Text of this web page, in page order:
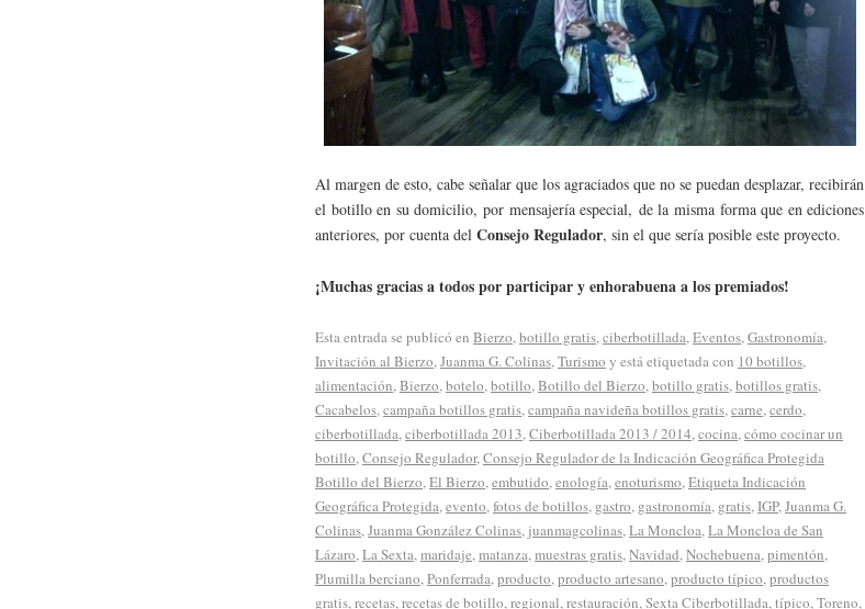
Al margen de esto, cabe señalar que los agraciados que no se puedan desplazar, recibirán
el botillo en su domicilio, por mensajería especial, de la misma forma que en ediciones
anteriores, por cuenta del Consejo Regulador, sin el que sería posible este proyecto.
¡Muchas gracias a todos por participar y enhorabuena a los premiados!
Esta entrada se publicó en Bierzo,botillo gratis,ciberbotillada,Eventos,Gastronomía,
Invitación al Bierzo,Juanma G. Colinas,Turismo y está etiquetada con 10 botillos,
alimentación,Bierzo,botelo,botillo,Botillo del Bierzo,botillo gratis,botillos gratis,
Cacabelos,campaña botillos gratis,campaña navideña botillos gratis,carne,cerdo,
ciberbotillada,ciberbotillada 2013,Ciberbotillada 2013 / 2014,cocina,cómo cocinar un
botillo,Consejo Regulador,Consejo Regulador de la Indicación Geográfica Protegida
Botillo del Bierzo,El Bierzo,embutido,enología,enoturismo,Etiqueta Indicación
Geográfica Protegida,evento,fotos de botillos, gastro, gastronomía, gratis,IGP,Juanma G.
Colinas,Juanma González Colinas, juanmagcolinas,La Moncloa,La Moncloa de San
Lázaro,La Sexta,maridaje,matanza,muestras gratis,Navidad,Nochebuena,pimentón,
Plumilla berciano,Ponferrada,producto,producto artesano,producto típico,productos
gratis,recetas,recetas de botillo,regional,restauración,Sexta Ciberbotillada,típico,Toreno,